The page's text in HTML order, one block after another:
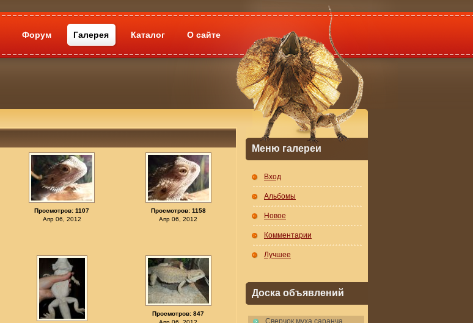
Форум Галерея Каталог О сайте
Просмотров: 1107
Апр 06, 2012
Просмотров: 1158
Апр 06, 2012
Просмотров: 847
Меню галереи
Вход
Альбомы
Новое
Комментарии
Лучшее
Доска объявлений
Cверчок,муха,саранча,